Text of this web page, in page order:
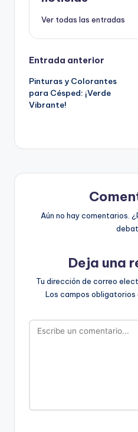
Ver todas las entradas
Navegación
de
entradas
Entrada anterior
Pinturas y Colorantes
para Césped: ¡Verde
Vibrante!
Aún no hay comentarios.
Deja una
Tu dirección de correo
Los campos